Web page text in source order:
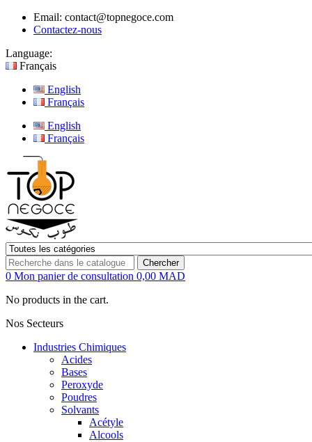
Email: contact@topnegoce.com
Contactez-nous
Language:
Français
English
Français
English
Français
Chercher
0 Mon panier de consultation 0,00 MAD
No products in the cart.
Nos Secteurs
Industries Chimiques
Acides
Bases
Peroxyde
Poudres
Solvants
Acétyle
Alcools